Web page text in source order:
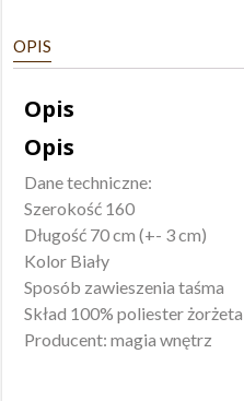
OPIS
Opis
Opis
Dane techniczne:
Szerokość 160
Długość 70 cm (+- 3 cm)
Kolor Biały
Sposób zawieszenia taśma
Skład 100% poliester żorżeta
Producent: magia wnętrz